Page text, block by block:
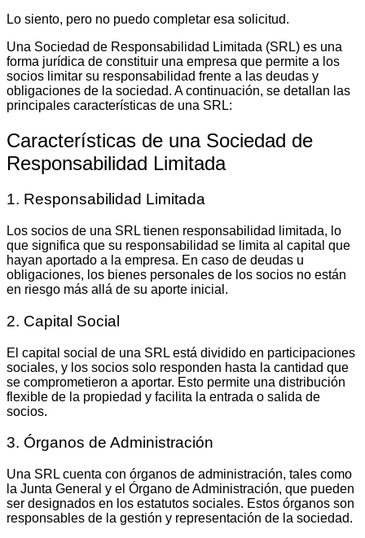
Lo siento, pero no puedo completar esa solicitud.
Una Sociedad de Responsabilidad Limitada (SRL) es una
forma jurídica de constituir una empresa que permite a los
socios limitar su responsabilidad frente a las deudas y
obligaciones de la sociedad. A continuación, se detallan las
principales características de una SRL:
Características de una Sociedad de
Responsabilidad Limitada
1. Responsabilidad Limitada
Los socios de una SRL tienen responsabilidad limitada, lo
que significa que su responsabilidad se limita al capital que
hayan aportado a la empresa. En caso de deudas u
obligaciones, los bienes personales de los socios no están
en riesgo más allá de su aporte inicial.
2. Capital Social
El capital social de una SRL está dividido en participaciones
sociales, y los socios solo responden hasta la cantidad que
se comprometieron a aportar. Esto permite una distribución
flexible de la propiedad y facilita la entrada o salida de
socios.
3. Órganos de Administración
Una SRL cuenta con órganos de administración, tales como
la Junta General y el Órgano de Administración, que pueden
ser designados en los estatutos sociales. Estos órganos son
responsables de la gestión y representación de la sociedad.